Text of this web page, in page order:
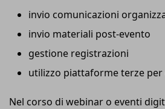
invio comunicazioni
invio materiali post-evento
gestione registrazioni
utilizzo piattaforme terze
Nel corso di webinar o eventi